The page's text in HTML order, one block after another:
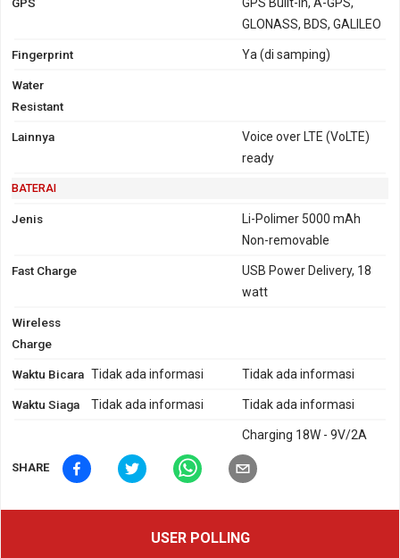
GLONASS, BDS, GALILEO
Fingerprint Ya (di samping)
Water
Resistant
Lainnya
Voice over LTE (VoLTE)
ready
BATERAI
Jenis
Li-Polimer 5000 mAh
Non-removable
Fast Charge
USB Power Delivery, 18
watt
Wireless
Charge
Waktu Bicara Tidak ada informasi Tidak ada informasi
Waktu Siaga Tidak ada informasi Tidak ada informasi
Charging 18W - 9V/2A
SHARE
USER POLLING